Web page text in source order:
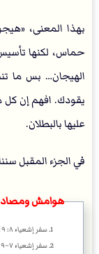
بهذا المعنى،
حماس، لكنها
الهيجان… بس ما
يقودك. افهم إن
عليها بالبطلان.
في الجزء المقبل
هوامش
سفر إشعياء ٨: ٩
سفر إشعياء ٧–٩